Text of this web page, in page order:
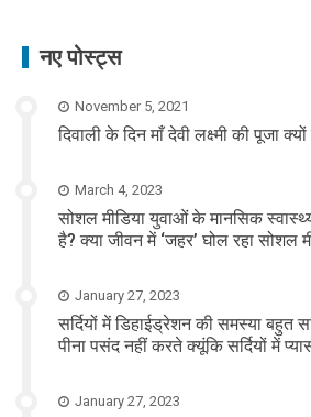
नए पोस्ट्स
November 5, 2021
दिवाली के दिन माँ देवी लक्ष्मी की पूजा
March 4, 2023
सोशल मीडिया युवाओं के मानसिक
है? क्या जीवन में ‘जहर’ घोल रहा सोशल
January 27, 2023
सर्दियों में डिहाईड्रेशन की समस्या बहुत
पीना पसंद नहीं करते क्यूंकि सर्दियों में
January 27, 2023